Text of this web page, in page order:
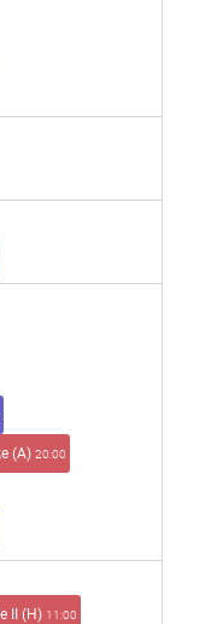
(A) 20:00
II (H) 11:00